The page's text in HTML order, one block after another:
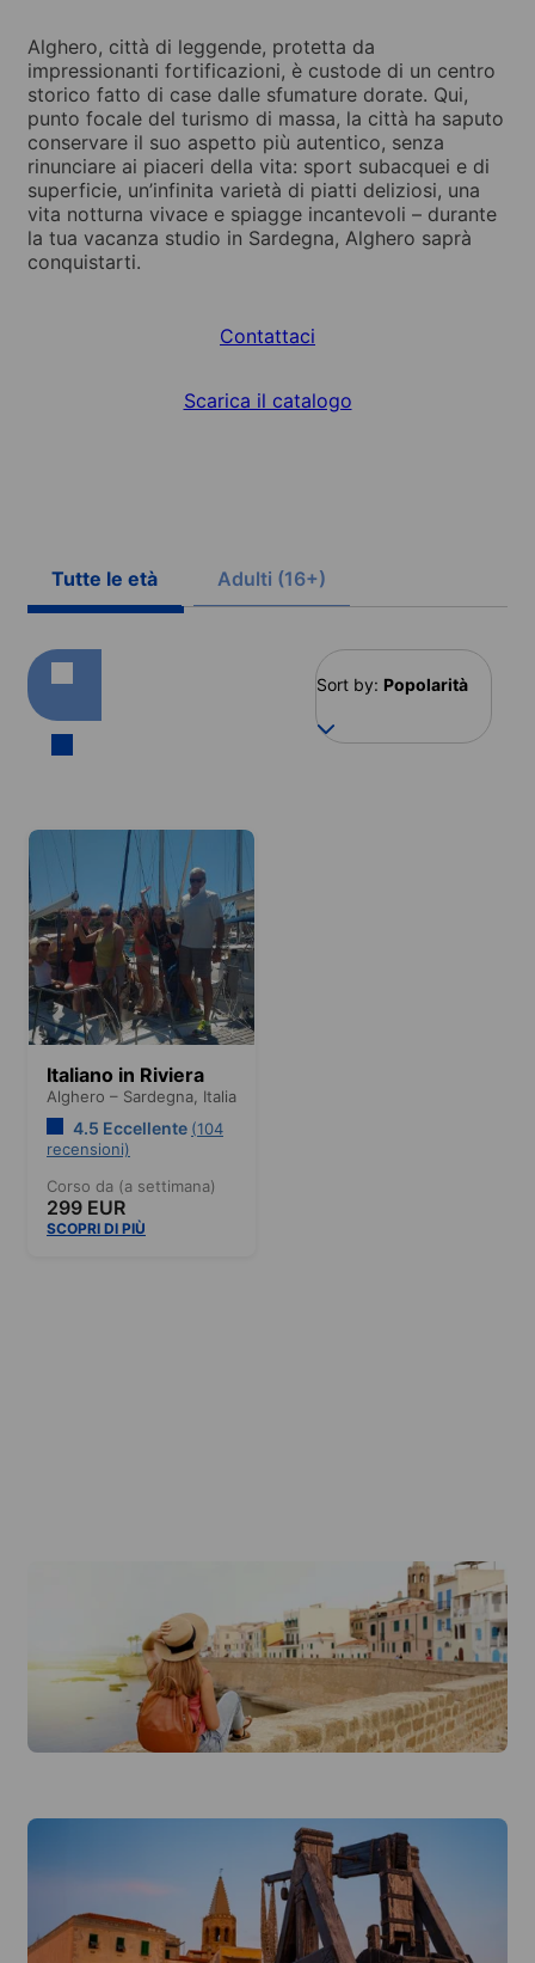
Alghero, città di leggende, protetta da
impressionanti fortificazioni, è custode di un centro
storico fatto di case dalle sfumature dorate. Qui,
punto focale del turismo di massa, la città ha saputo
conservare il suo aspetto più autentico, senza
rinunciare ai piaceri della vita: sport subacquei e di
superficie, un’infinita varietà di piatti deliziosi, una
vita notturna vivace e spiagge incantevoli – durante
la tua vacanza studio in Sardegna, Alghero saprà
conquistarti.
Contattaci
Scarica il catalogo
Tutte le età Adulti (16+)
Sort by: Popolarità
Italiano in Riviera
Alghero – Sardegna, Italia
4.5 Eccellente (104
recensioni)
Corso da (a settimana)
299 EUR
SCOPRI DI PIÙ